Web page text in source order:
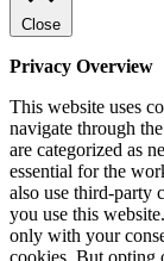
Close
Privacy Overview
This website uses
navigate through
are categorized as
essential for the
also use third-party
you use this
only with your